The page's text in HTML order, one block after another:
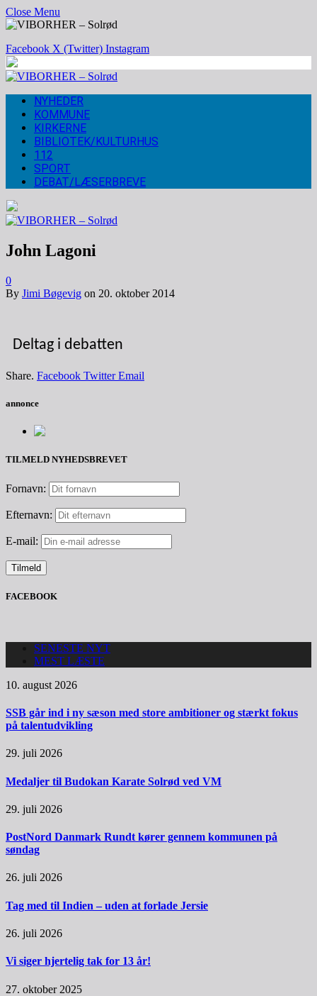
Close Menu
Facebook X (Twitter) Instagram
NYHEDER
KOMMUNE
KIRKERNE
BIBLIOTEK/KULTURHUS
112
SPORT
DEBAT/LÆSERBREVE
John Lagoni
0
By Jimi Bøgevig on 20. oktober 2014
Deltag i debatten
Share. Facebook Twitter Email
annonce
TILMELD NYHEDSBREVET
Fornavn:
Efternavn:
E-mail:
FACEBOOK
SENESTE NYT
MEST LÆSTE
10. august 2026
SSB går ind i ny sæson med store ambitioner og stærkt fokus
på talentudvikling
29. juli 2026
Medaljer til Budokan Karate Solrød ved VM
29. juli 2026
PostNord Danmark Rundt kører gennem kommunen på
søndag
26. juli 2026
Tag med til Indien – uden at forlade Jersie
26. juli 2026
Vi siger hjertelig tak for 13 år!
27. oktober 2025